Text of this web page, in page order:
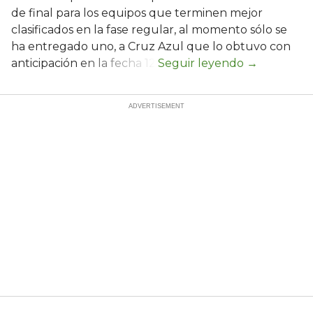
de final para los equipos que terminen mejor
clasificados en la fase regular, al momento sólo se
ha entregado uno, a Cruz Azul que lo obtuvo con
anticipación en la fecha 12.